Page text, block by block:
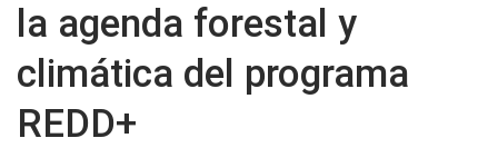
la agenda forestal y
climática del programa
REDD+